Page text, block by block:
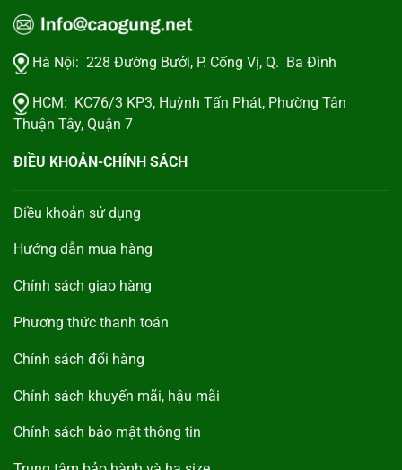
Hà Nội: 228 Đường Bưởi, P. Cống Vị, Q. Ba Đình
HCM: KC76/3 KP3, Huỳnh Tấn Phát, Phường Tân
Thuận Tây, Quận 7
ĐIỀU KHOẢN-CHÍNH SÁCH
Điều khoản sử dụng
Hướng dẫn mua hàng
Chính sách giao hàng
Phương thức thanh toán
Chính sách đổi hàng
Chính sách khuyến mãi, hậu mãi
Chính sách bảo mật thông tin